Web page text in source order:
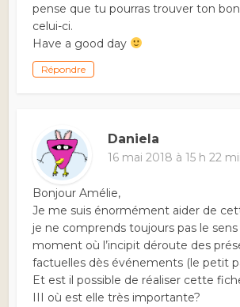
pense que tu pourras trouver ton
celui-ci.
Have a good day
Répondre
Daniela
16 mai 2018 à 15 h 22
Bonjour Amélie,
Je me suis énormément aider de
je ne comprends toujours pas le sens
moment où l’incipit déroute des
factuelles dès événements (le petit
Et est il possible de réaliser cette
III où est elle très importante?